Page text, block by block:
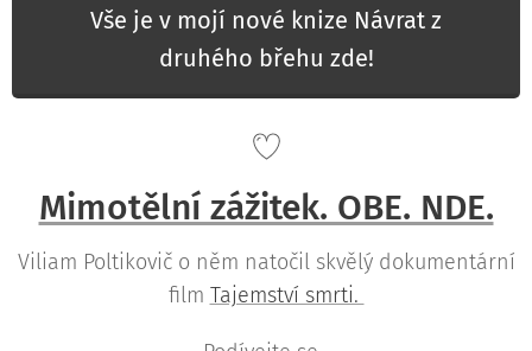
Vše je v mojí nové knize Návrat z
druhého břehu zde!
Mimotělní zážitek. OBE. NDE.
Viliam Poltikovič o něm natočil skvělý dokumentární
film Tajemství smrti.